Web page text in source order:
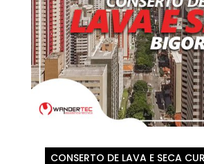
CONSERTO DE LAVA E SECA